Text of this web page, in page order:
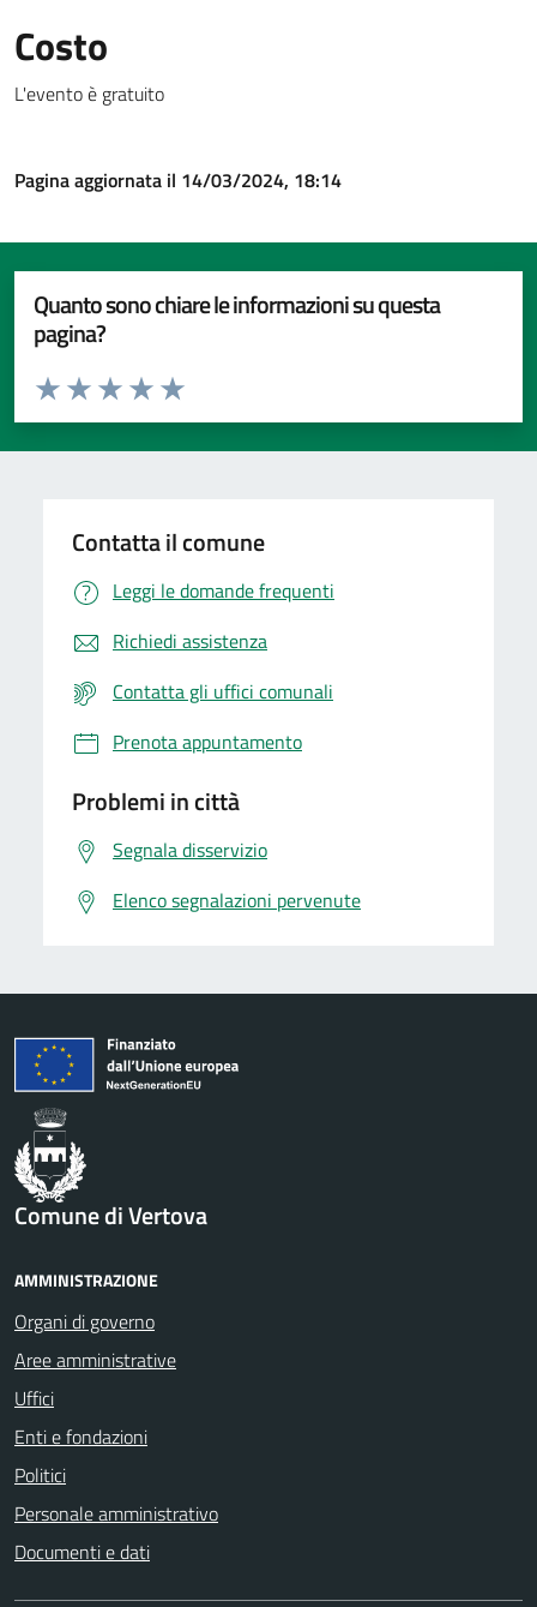
Costo
L'evento è gratuito
Pagina aggiornata il 14/03/2024, 18:14
Quanto sono chiare le informazioni su questa
pagina?
Valuta da 1 a 5 stelle la pagina
Valuta 5 stelle su 5
Valuta 4 stelle su 5
Valuta 3 stelle su 5
Valuta 2 stelle su 5
Valuta 1 stelle su 5
Contatta il comune
Leggi le domande frequenti
Richiedi assistenza
Contatta gli uffici comunali
Prenota appuntamento
Problemi in città
Segnala disservizio
Elenco segnalazioni pervenute
Comune di Vertova
AMMINISTRAZIONE
Organi di governo
Aree amministrative
Uffici
Enti e fondazioni
Politici
Personale amministrativo
Documenti e dati